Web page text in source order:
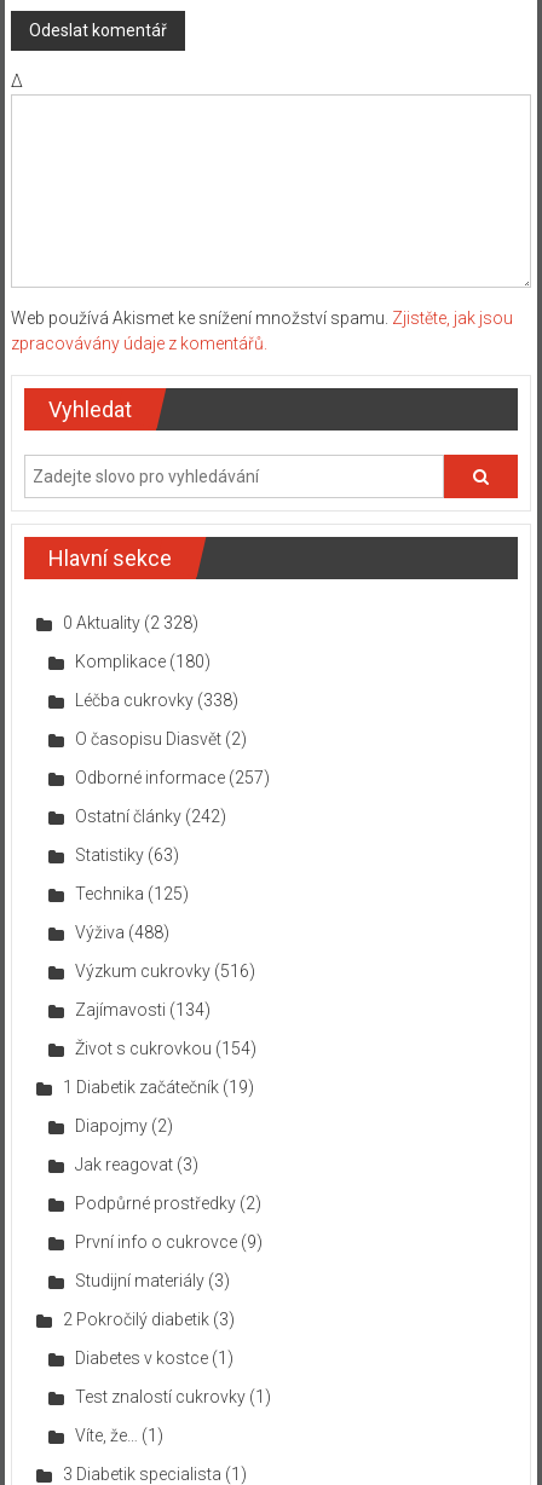
Δ
Web používá Akismet ke snížení množství spamu. Zjistěte, jak jsou
zpracovávány údaje z komentářů.
Vyhledat
Hlavní sekce
0 Aktuality(2 328)
Komplikace(180)
Léčba cukrovky(338)
O časopisu Diasvět(2)
Odborné informace(257)
Ostatní články(242)
Statistiky(63)
Technika (125)
Výživa (488)
Výzkum cukrovky(516)
Zajímavosti (134)
Život s cukrovkou (154)
1 Diabetik začátečník(19)
Diapojmy(2)
Jak reagovat(3)
Podpůrné prostředky(2)
První info o cukrovce(9)
Studijní materiály(3)
2 Pokročilý diabetik(3)
Diabetes v kostce(1)
Test znalostí cukrovky(1)
Víte, že…
(1)
3 Diabetik specialista (1)